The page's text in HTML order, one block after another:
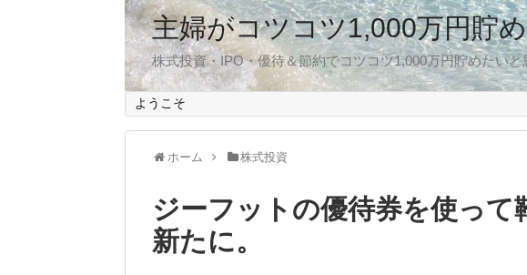
主婦がコツコツ1,000万円貯
株式投資・IPO・優待＆節約でコツコツ1,000万円貯めたいと
ようこそ
ホーム 株式投資
ジーフットの優待券を使って
新たに。